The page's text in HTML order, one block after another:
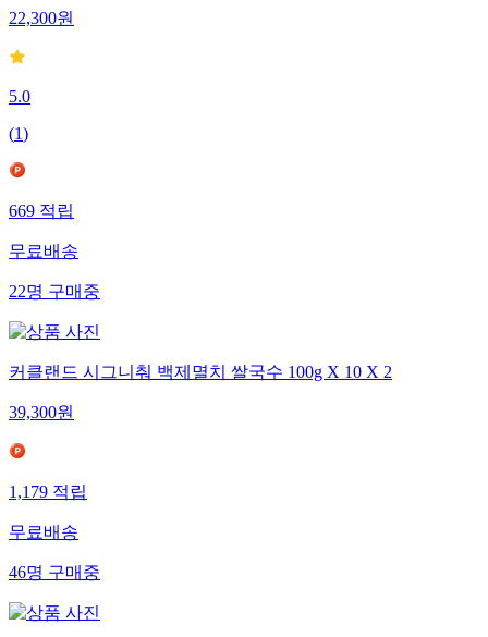
22,300원
5.0
(1)
669 적립
무료배송
22명 구매중
커클랜드 시그니춰 백제멸치 쌀국수 100g X 10 X 2
39,300원
1,179 적립
무료배송
46명 구매중